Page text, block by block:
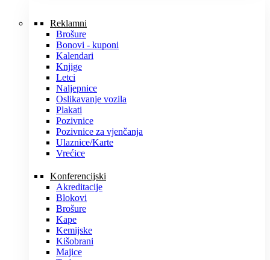
Reklamni
Brošure
Bonovi - kuponi
Kalendari
Knjige
Letci
Naljepnice
Oslikavanje vozila
Plakati
Pozivnice
Pozivnice za vjenčanja
Ulaznice/Karte
Vrećice
Konferencijski
Akreditacije
Blokovi
Brošure
Kape
Kemijske
Kišobrani
Majice